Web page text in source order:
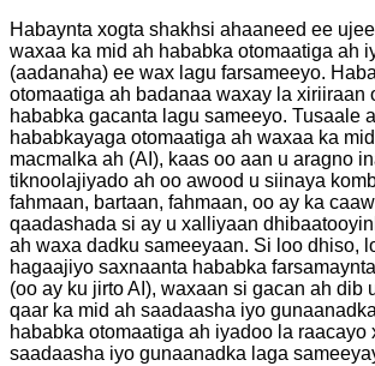
Habaynta xogta shakhsi ahaaneed ee
waxaa ka mid ah hababka otomaatiga ah
(aadanaha) ee wax lagu farsameeyo.
otomaatiga ah badanaa waxay la xiriiraan
hababka gacanta lagu sameeyo. Tusaale
hababkayaga otomaatiga ah waxaa ka
macmalka ah (AI), kaas oo aan u aragno
tiknoolajiyado ah oo awood u siinaya
fahmaan, bartaan, fahmaan, oo ay ka
qaadashada si ay u xalliyaan
ah waxa dadku sameeyaan. Si loo dhiso,
hagaajiyo saxnaanta hababka
(oo ay ku jirto AI), waxaan si gacan ah dib
qaar ka mid ah saadaasha iyo
hababka otomaatiga ah iyadoo la raacayo
saadaasha iyo gunaanadka laga